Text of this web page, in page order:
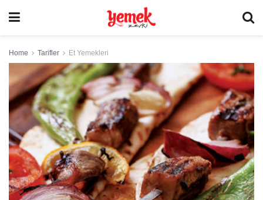
Home Tarifler Et Yemekleri